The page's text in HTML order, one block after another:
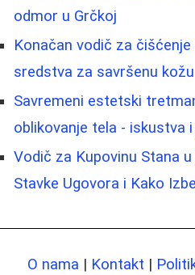
odmor u Grčkoj
Konačan vodič za
sredstva za savršenu kožu
Savremeni estetski
oblikovanje tela - iskustva
Vodič za Kupovinu Stana
Stavke Ugovora i Kako
O nama | Kontakt |